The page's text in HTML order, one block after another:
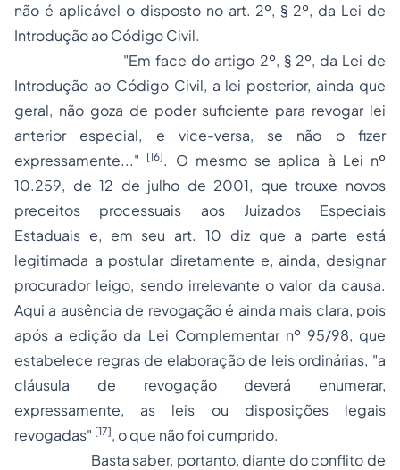
não é aplicável o disposto no art. 2º, § 2º, da Lei de
Introdução ao Código Civil.
"Em face do artigo 2º, § 2º, da Lei de
Introdução ao Código Civil, a lei posterior, ainda que
geral, não goza de poder suficiente para revogar lei
anterior especial, e vice-versa, se não o fizer
expressamente..."
[16]. O mesmo se aplica à Lei nº
10.259, de 12 de julho de 2001, que trouxe novos
preceitos processuais aos Juizados Especiais
Estaduais e, em seu art. 10 diz que a parte está
legitimada a postular diretamente e, ainda, designar
procurador leigo, sendo irrelevante o valor da causa.
Aqui a ausência de revogação é ainda mais clara, pois
após a edição da Lei Complementar nº 95/98, que
estabelece regras de elaboração de leis ordinárias, "a
cláusula de revogação deverá enumerar,
expressamente, as leis ou disposições legais
revogadas" [17], o que não foi cumprido.
Basta saber, portanto, diante do conflito de